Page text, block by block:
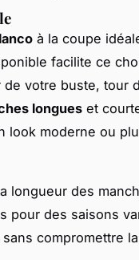
à la coupe
facilite ce
votre buste, tour
longues et
look moderne ou
longueur des
pour des saisons
compromettre